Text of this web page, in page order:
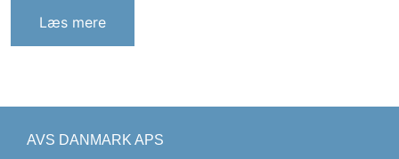
Læs mere
AVS DANMARK APS